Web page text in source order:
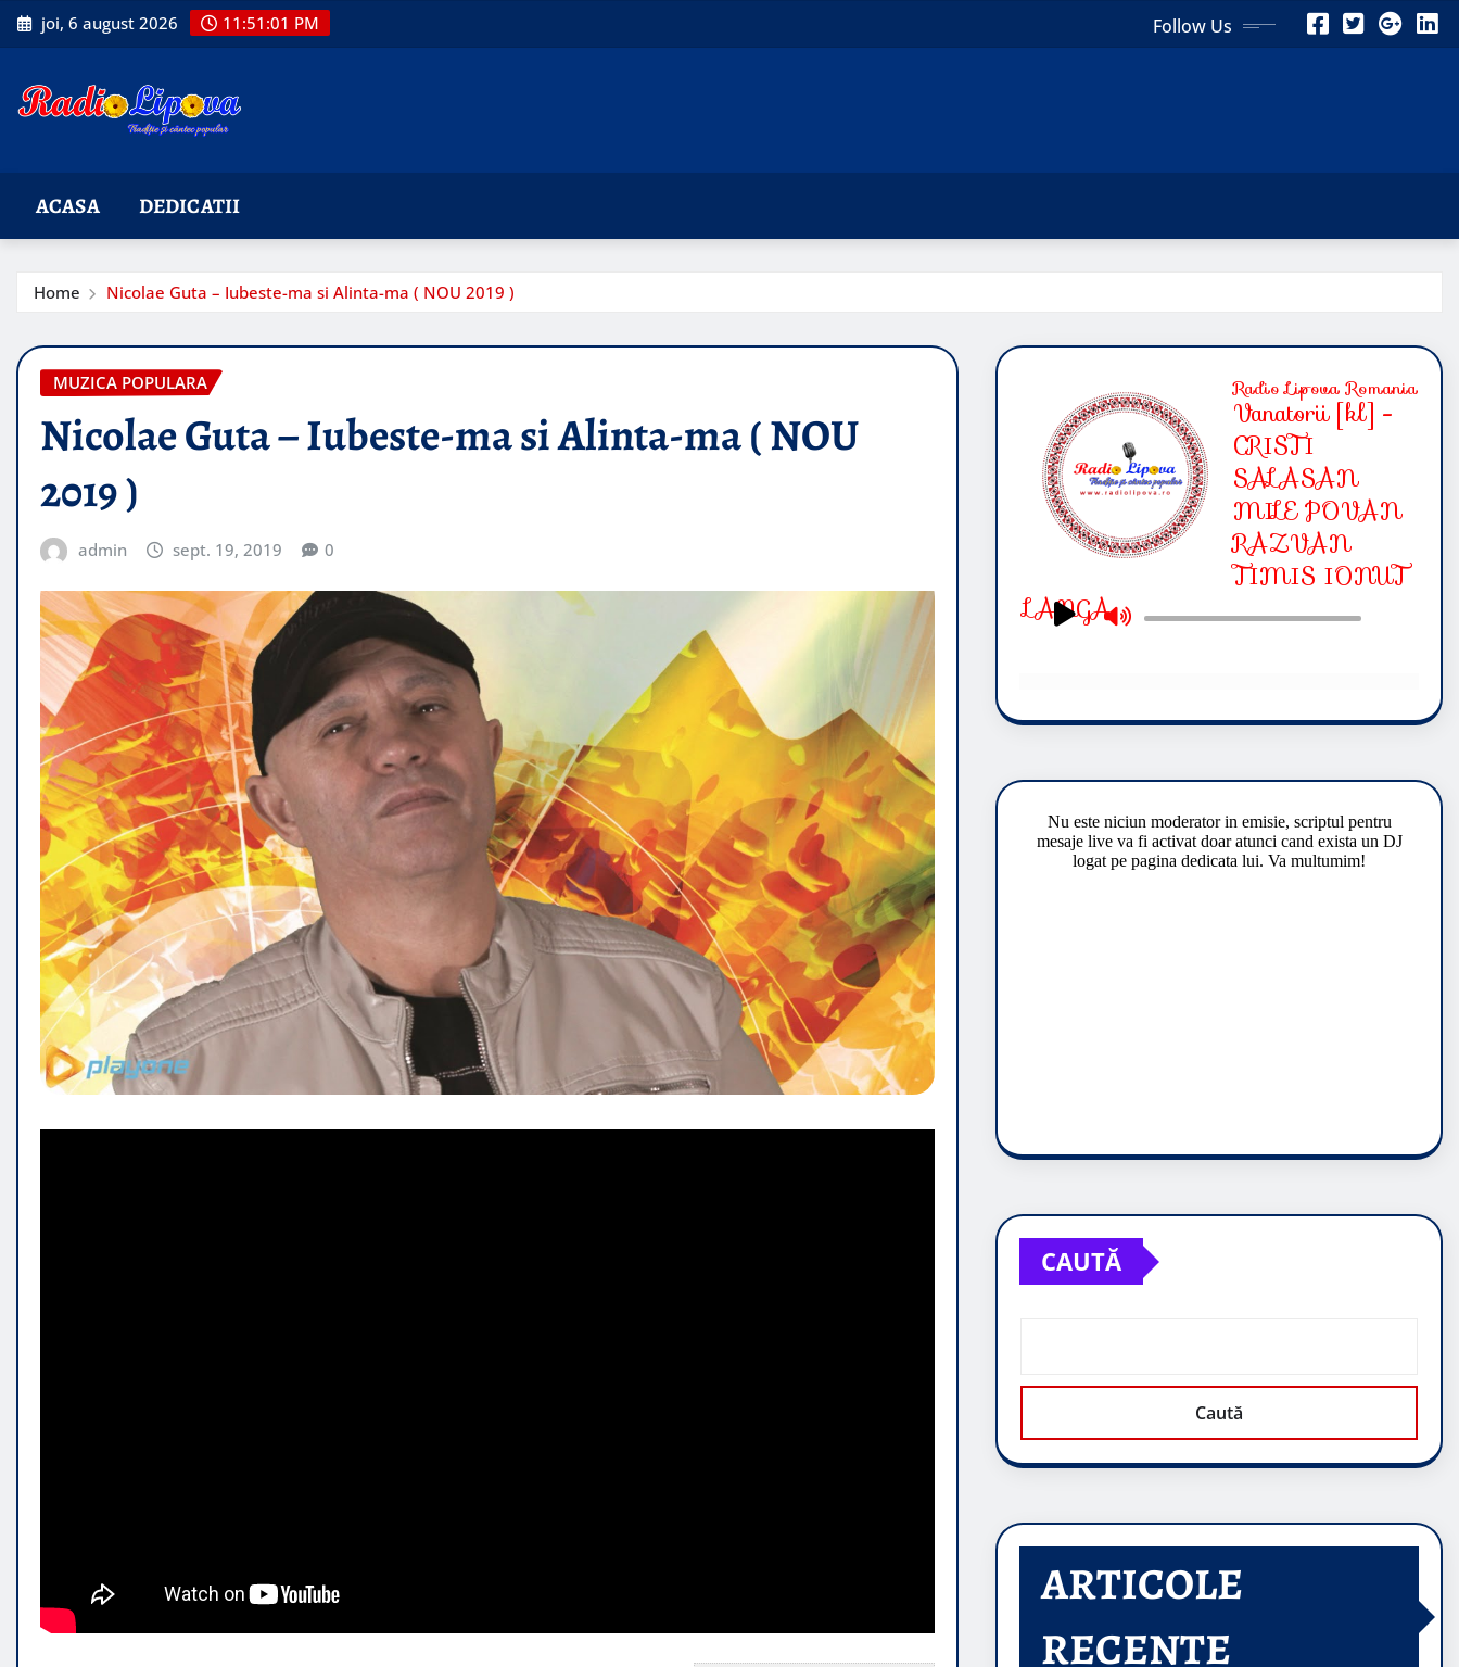
Skip
to
joi, 6 august 2026 11:51:02 PM Follow Us
ACASA DEDICATII
Home Nicolae Guta – Iubeste-ma si Alinta-ma ( NOU 2019 )
MUZICA POPULARA
Nicolae Guta – Iubeste-ma si Alinta-ma ( NOU
2019 )
admin sept. 19, 2019 0
CAUTĂ
Caută
ARTICOLE
RECENTE